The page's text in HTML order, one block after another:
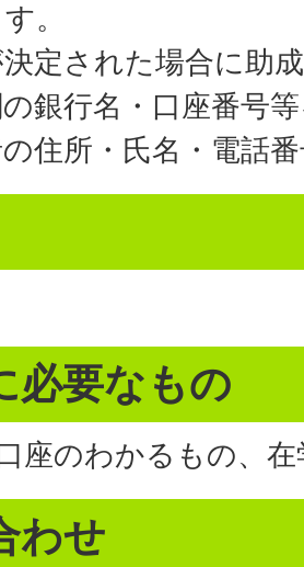
。
定された場合に助
銀行名・口座番号
住所・氏名・電話
必要なもの
座のわかるもの、在
わせ